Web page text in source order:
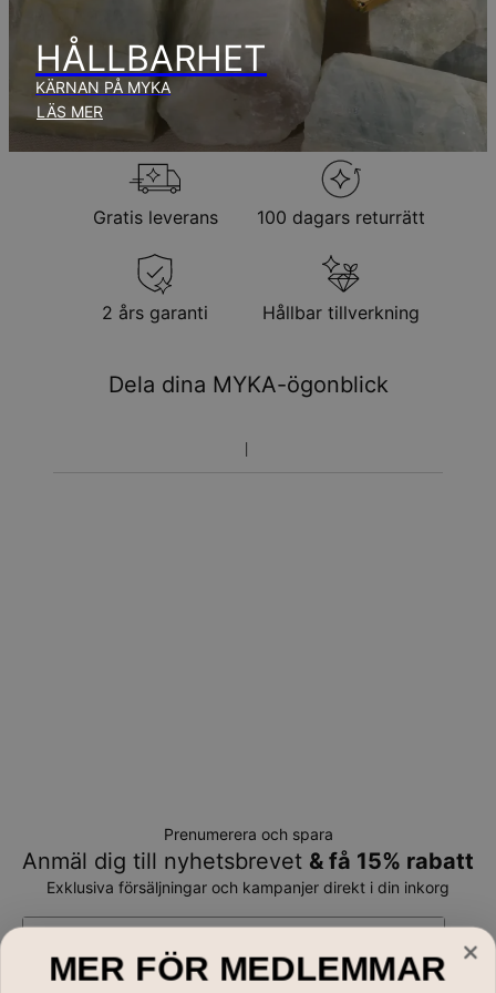
produktionstid.
Returpolicy
Observera att personliga smycken är unika och endast kan
returneras för utbyte eller butikskredit
HÅLLBARHET
KÄRNAN PÅ MYKA
LÄS MER
Gratis leverans 100 dagars returrätt
2 års garanti Hållbar tillverkning
Dela dina MYKA-ögonblick
Prenumerera och spara
Anmäl dig till nyhetsbrevet & få 15% rabatt
Exklusiva försäljningar och kampanjer direkt i din inkorg
MER FÖR MEDLEMMAR